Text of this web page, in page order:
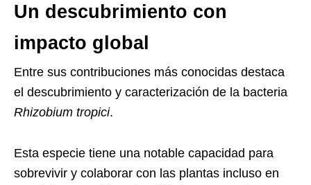
Un descubrimiento con
impacto global
Entre sus contribuciones más conocidas destaca
el descubrimiento y caracterización de la bacteria
Rhizobium tropici.
Esta especie tiene una notable capacidad para
sobrevivir y colaborar con las plantas incluso en